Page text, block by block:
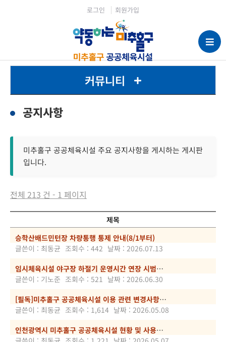
로그인 회원가입
커뮤니티
공지사항
미추홀구 공공체육시설 주요 공지사항을 게시하는 게시판
입니다.
전체 213 건 - 1 페이지
제목
승학산배드민턴장 차량통행 통제 안내(8/1부터)
글쓴이 : 최동균 조회수 : 442 날짜 : 2026.07.13
임시체육시설 야구장 하절기 운영시간 연장 시범운영 안내
글쓴이 : 기노준 조회수 : 521 날짜 : 2026.06.30
[필독]미추홀구 공공체육시설 이용 관련 변경사항 안내
글쓴이 : 최동균 조회수 : 1,614 날짜 : 2026.05.08
인천광역시 미추홀구 공공체육시설 현황 및 사용료 고시 공고